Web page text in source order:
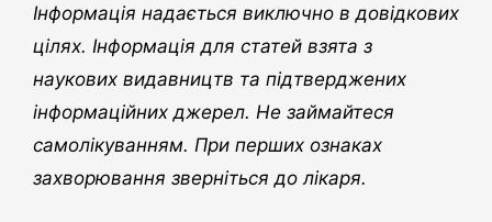
Інформація надається виключно в довідкових
цілях. Інформація для статей взята з
наукових видавництв та підтверджених
інформаційних джерел. Не займайтеся
самолікуванням. При перших ознаках
захворювання зверніться до лікаря.